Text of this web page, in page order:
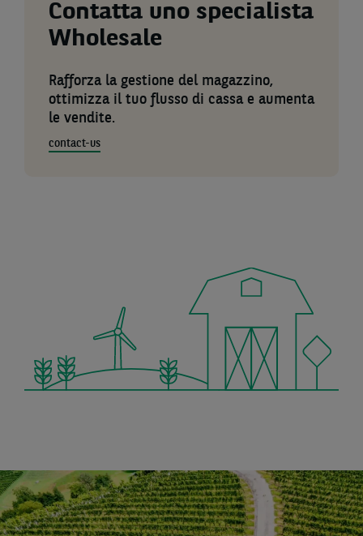
Contatta uno specialista
Wholesale
Rafforza la gestione del magazzino,
ottimizza il tuo flusso di cassa e aumenta
le vendite.
contact-us